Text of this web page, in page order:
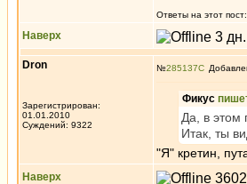
Ответы на этот пост:
Наверх
Dron
Зарегистрирован:
01.01.2010
Суждений: 9322
№285137
Фикус
Да, в этом
Итак, ты
"Я" кретин,
Наверх